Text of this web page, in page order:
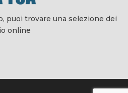
puoi trovare una selezione dei
online